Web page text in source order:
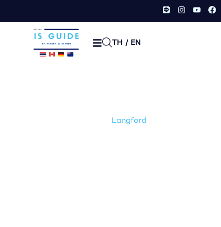
TH / EN
เมือง /Langford